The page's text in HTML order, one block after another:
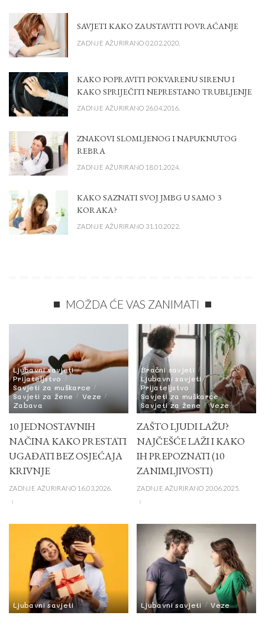
SAVJETI KAKO ZAUSTAVITI POVRAĆANJE
ZADNJE AŽURIRANO 02.02.2020.
KAKO POPRAVITI POKVARENU SIRENU I
KAKO SPRIJEČITI NEPRESTANO TRUBLJENJE
ZADNJE AŽURIRANO 26.04.2016.
ZNAKOVI SLOMLJENOG I NAPUKNUTOG
REBRA
ZADNJE AŽURIRANO 18.01.2024.
KAKO SAZNATI SVOJ JMBG U SAMO 3
KORAKA?
ZADNJE AŽURIRANO 31.10.2022.
MOŽDA ĆE VAS ZANIMATI
Ljubavni savjeti
Prijateljstvo
Savjeti za muškarce
Savjeti za žene
Veze
Zabava
10 JEDNOSTAVNIH
NAČINA KAKO PRESTATI
UGAĐATI BEZ OSJEĆAJA
KRIVNJE
ZADNJE AŽURIRANO 16.03.2026.
Bračni savjeti
Ljubavni savjeti
Prijateljstvo
Savjeti za muškarce
Savjeti za žene
Veze
ZAŠTO LJUDI LAŽU?
NAJČEŠĆE LAŽI I KAKO
IH PREPOZNATI (10
ZANIMLJIVOSTI)
ZADNJE AŽURIRANO 20.06.2025.
Ljubavni savjeti Ljubavni savjeti Veze